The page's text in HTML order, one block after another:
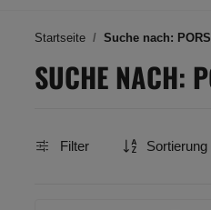
Startseite Suche nach:
SUCHE NACH:
Filter Sortierung